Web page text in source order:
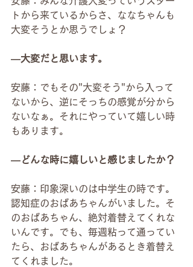
トから来ているからさ、ななちゃんも
大変そうとか思うでしょ？
―大変だと思います。
安藤：でもその"大変そう"から入って
ないから、逆にそっちの感覚が分から
ないなぁ。それにやっていて嬉しい時
もあります。
―どんな時に嬉しいと感じましたか？
安藤：印象深いのは中学生の時です。
認知症のおばあちゃんがいました。そ
のおばあちゃん、絶対着替えてくれな
いんです。でも、毎週粘って通ってい
たら、おばあちゃんがあるとき着替え
てくれました。